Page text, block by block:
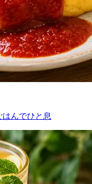
んでひと息